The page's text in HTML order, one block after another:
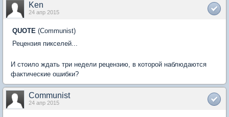
Ken
24 апр 2015
QUOTE (Communist)
Рецензия пикселей...
И стоило ждать три недели рецензию, в которой наблюдаются
фактические ошибки?
Communist
24 апр 2015